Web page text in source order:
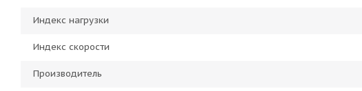
Индекс нагрузки
Индекс скорости
Производитель